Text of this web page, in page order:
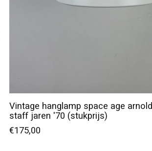
Vintage hanglamp space age
staff jaren '70 (stukprijs)
€175,00